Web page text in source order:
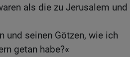
als die zu Jerusalem und
und seinen Götzen, wie ich
getan habe?«